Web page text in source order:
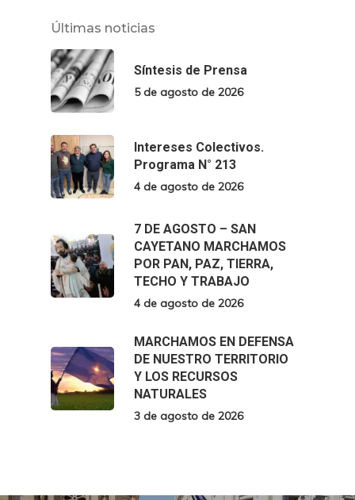
Últimas noticias
Síntesis de Prensa
5 de agosto de 2026
Intereses Colectivos.
Programa N° 213
4 de agosto de 2026
7 DE AGOSTO – SAN
CAYETANO MARCHAMOS
POR PAN, PAZ, TIERRA,
TECHO Y TRABAJO
4 de agosto de 2026
MARCHAMOS EN DEFENSA
DE NUESTRO TERRITORIO
Y LOS RECURSOS
NATURALES
3 de agosto de 2026